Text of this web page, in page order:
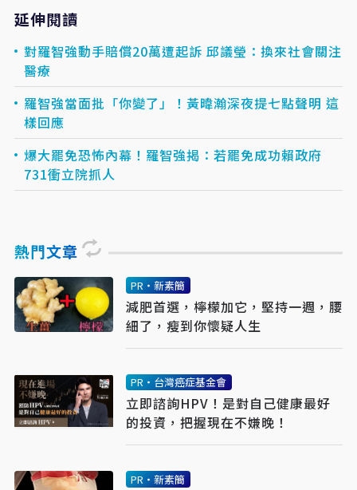
延伸閱讀
對羅智強動手賠償20萬遭起訴 邱議瑩：換來社會關注
醫療
羅智強當面批「你變了」！黃暐瀚深夜提七點聲明 這
樣回應
爆大罷免恐怖內幕！羅智強揭：若罷免成功賴政府
731衝立院抓人
熱門文章
PR・新素簡
減肥首選，檸檬加它，堅持一週，腰
細了，瘦到你懷疑人生
PR・台灣癌症基金會
立即諮詢HPV！是對自己健康最好
的投資，把握現在不嫌晚！
PR・新素簡